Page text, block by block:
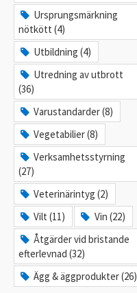
Ursprungsmärkning
nötkött (4)
Utbildning (4)
Utredning av utbrott
(36)
Varustandarder (8)
Vegetabilier (8)
Verksamhetsstyrning
(27)
Veterinärintyg (2)
Vilt (11)
Vin (22)
Åtgärder vid bristande
efterlevnad (32)
Ägg & äggprodukter (26)